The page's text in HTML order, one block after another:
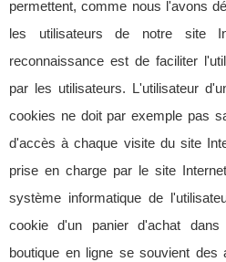
permettent, comme nous l'avons
les utilisateurs de notre site
reconnaissance est de faciliter
par les utilisateurs. L'utilisateur
cookies ne doit par exemple pas
d'accès à chaque visite du site
prise en charge par le site
système informatique de
cookie d'un panier d'achat
boutique en ligne se souvient des